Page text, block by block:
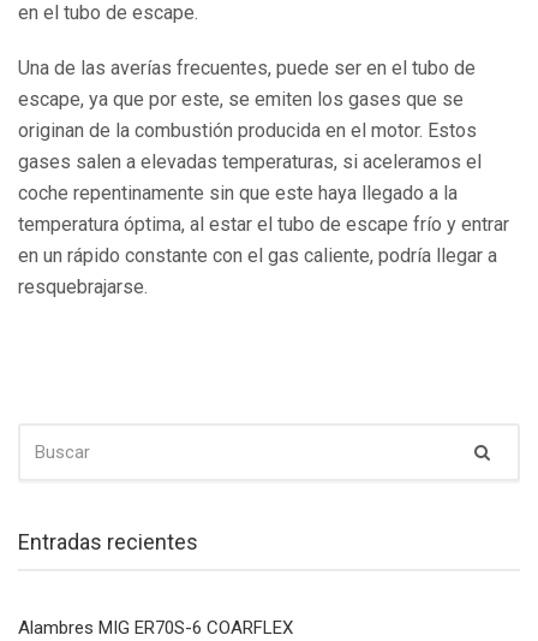
en el tubo de escape.
Una de las averías frecuentes, puede ser en el tubo de
escape, ya que por este, se emiten los gases que se
originan de la combustión producida en el motor. Estos
gases salen a elevadas temperaturas, si aceleramos el
coche repentinamente sin que este haya llegado a la
temperatura óptima, al estar el tubo de escape frío y entrar
en un rápido constante con el gas caliente, podría llegar a
resquebrajarse.
Entradas recientes
Alambres MIG ER70S-6 COARFLEX